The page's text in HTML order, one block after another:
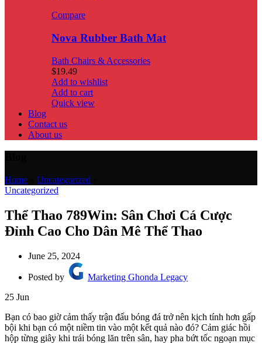
Compare
Nova Rubber Bath Mat
Bath Chairs & Accessories
$19.49
Add to wishlist
Add to cart
Quick view
Blog
Contact us
About us
Home Uncategorized
Uncategorized
Thể Thao 789Win: Sân Chơi Cá Cược
Đỉnh Cao Cho Dân Mê Thể Thao
June 25, 2024
Posted by
Marketing Ghonda Legacy
25 Jun
Bạn có bao giờ cảm thấy trận đấu bóng đá trở nên kịch tính hơn gấp
bội khi bạn có một niềm tin vào một kết quả nào đó? Cảm giác hồi
hộp từng giây khi trái bóng lăn trên sân, hay pha bứt tốc ngoạn mục